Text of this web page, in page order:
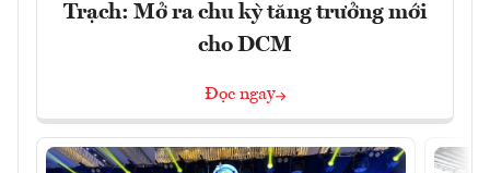
Trạch: Mở ra chu kỳ tăng trưởng mới
cho DCM
Đọc ngay